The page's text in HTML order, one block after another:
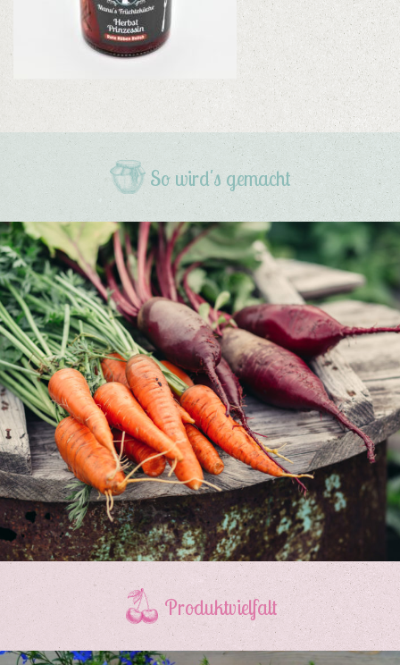
So wird's gemacht
Produktvielfalt